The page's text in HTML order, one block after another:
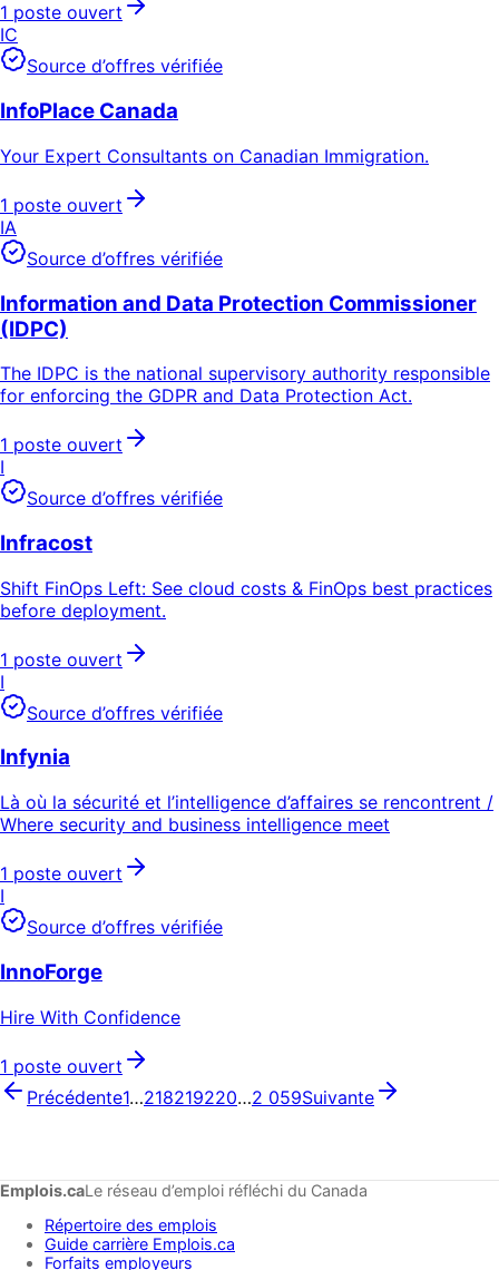
1 poste ouvert
IC
Source d’offres vérifiée
InfoPlace Canada
Your Expert Consultants on Canadian Immigration.
1 poste ouvert
IA
Source d’offres vérifiée
Information and Data Protection Commissioner
(IDPC)
The IDPC is the national supervisory authority responsible
for enforcing the GDPR and Data Protection Act.
1 poste ouvert
I
Source d’offres vérifiée
Infracost
Shift FinOps Left: See cloud costs & FinOps best practices
before deployment.
1 poste ouvert
I
Source d’offres vérifiée
Infynia
Là où la sécurité et l’intelligence d’affaires se rencontrent /
Where security and business intelligence meet
1 poste ouvert
I
Source d’offres vérifiée
InnoForge
Hire With Confidence
1 poste ouvert
Précédente1…218219220…2 059Suivante
Emplois.caLe réseau d’emploi réfléchi du Canada
Répertoire des emplois
Guide carrière Emplois.ca
Forfaits employeurs